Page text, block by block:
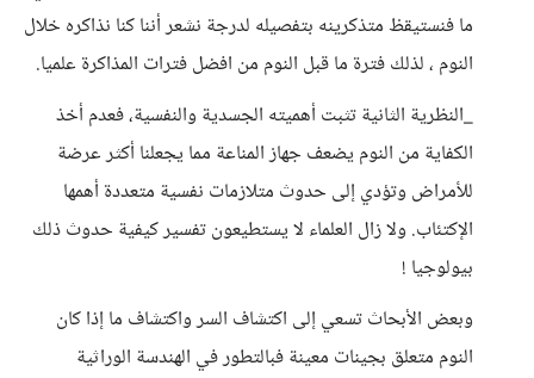
ما فنستيقظ متذكرينه بتفصيله لدرجة نشعر أننا كنا نذاكره خلال
النوم ، لذلك فترة ما قبل النوم من افضل فترات المذاكرة علميا.
_النظرية الثانية تثبت أهميته الجسدية والنفسية، فعدم أخذ
الكفاية من النوم يضعف جهاز المناعة مما يجعلنا أكثر عرضة
للأمراض وتؤدي إلى حدوث متلازمات نفسية متعددة أهمها
الإكتئاب. ولا زال العلماء لا يستطيعون تفسير كيفية حدوث ذلك
بيولوجيا !
وبعض الأبحاث تسعي إلى اكتشاف السر واكتشاف ما إذا كان
النوم متعلق بجينات معينة فبالتطور في الهندسة الوراثية